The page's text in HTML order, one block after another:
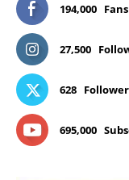
194,000 Fans
27,500
628
695,000